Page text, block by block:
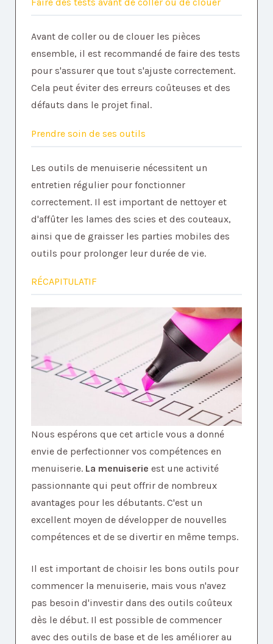
Avant de coller ou de clouer les pièces
ensemble, il est recommandé de faire des tests
pour s'assurer que tout s'ajuste correctement.
Cela peut éviter des erreurs coûteuses et des
défauts dans le projet final.
Prendre soin de ses outils
Les outils de menuiserie nécessitent un
entretien régulier pour fonctionner
correctement. Il est important de nettoyer et
d'affûter les lames des scies et des couteaux,
ainsi que de graisser les parties mobiles des
outils pour prolonger leur durée de vie.
RÉCAPITULATIF
Nous espérons que cet article vous a donné
envie de perfectionner vos compétences en
menuiserie. La menuiserie est une activité
passionnante qui peut offrir de nombreux
avantages pour les débutants. C'est un
excellent moyen de développer de nouvelles
compétences et de se divertir en même temps.
Il est important de choisir les bons outils pour
commencer la menuiserie, mais vous n'avez
pas besoin d'investir dans des outils coûteux
dès le début. Il est possible de commencer
avec des outils de base et de les améliorer au